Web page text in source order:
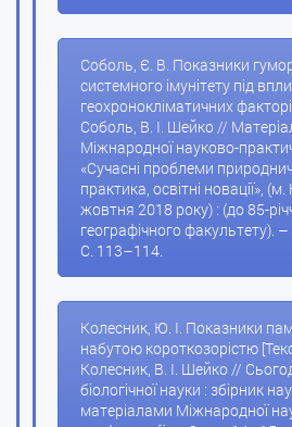
Соболь, Є. В. Показники
системного імунітету під
геохронокліматичних
Соболь, В. І. Шейко //
Міжнародної науково-
«Сучасні проблеми
практика, освітні новації»,
жовтня 2018 року) : (до 85-
географічного факультету).
С. 113–114.
Колесник, Ю. І. Показники
набутою короткозорістю
Колесник, В. І. Шейко //
біологічної науки : збірник
матеріалами Міжнародної